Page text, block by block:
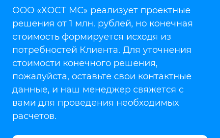
ООО «ХОСТ МС» реализует проектные
решения от 1 млн. рублей, но конечная
стоимость формируется исходя из
потребностей Клиента. Для уточнения
стоимости конечного решения,
пожалуйста, оставьте свои контактные
данные, и наш менеджер свяжется с
вами для проведения необходимых
расчетов.